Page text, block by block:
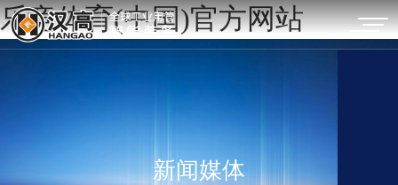
乐竞体育(中国)官方网站
新闻媒体